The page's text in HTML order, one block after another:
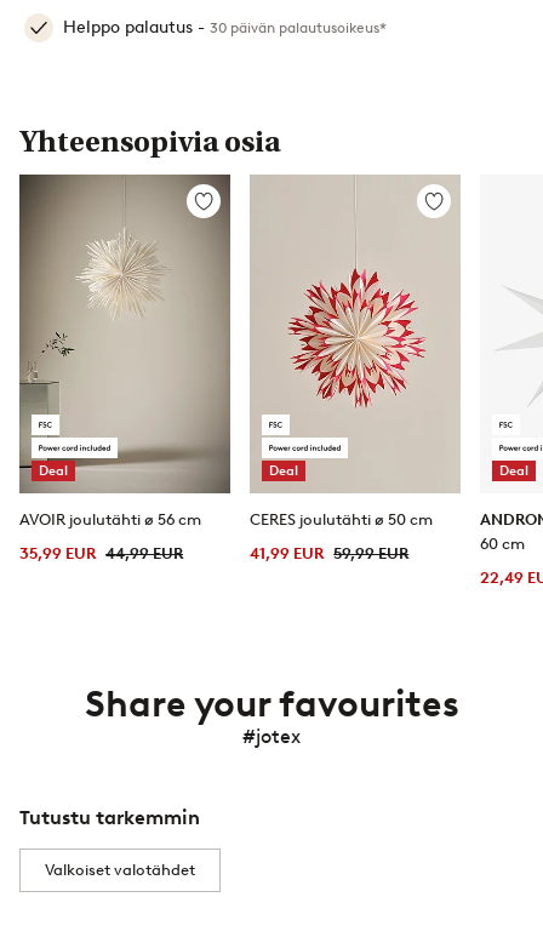
Helppo palautus - 30 päivän palautusoikeus*
Yhteensopivia osia
Deal
Lisää
AVOIR joulutähti ø 56 cm
35,99 EUR 44,99 EUR
Deal
Lisää
CERES joulutähti ø 50 cm
41,99 EUR 59,99 EUR
Deal
60 cm
22,49
Share your favourites
#jotex
Tutustu tarkemmin
Valkoiset valotähdet